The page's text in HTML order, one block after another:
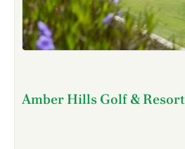
Amber Hills Golf & Resort